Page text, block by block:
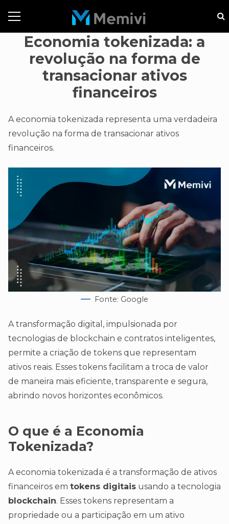
Economia tokenizada: a
revolução na forma de
transacionar ativos
financeiros
A economia tokenizada representa uma verdadeira
revolução na forma de transacionar ativos
financeiros.
Fonte: Google
A transformação digital, impulsionada por
tecnologias de blockchain e contratos inteligentes,
permite a criação de tokens que representam
ativos reais. Esses tokens facilitam a troca de valor
de maneira mais eficiente, transparente e segura,
abrindo novos horizontes econômicos.
O que é a Economia
Tokenizada?
A economia tokenizada é a transformação de ativos
financeiros em tokens digitais usando a tecnologia
blockchain. Esses tokens representam a
propriedade ou a participação em um ativo